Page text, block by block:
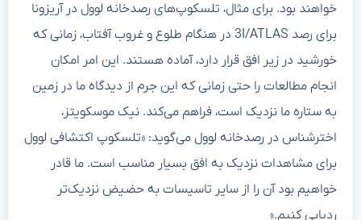
خواهند بود. برای مثال، تلسکوپ‌های رصدخانه لوول در آریزونا
برای رصد 3I/ATLAS در هنگام طلوع و غروب آفتاب، زمانی که
خورشید در زیر افق قرار دارد، آماده هستند. این امر امکان
انجام مطالعات را حتی زمانی که این جرم از دیدگاه ما در زمین
به ستاره ما نزدیک است، فراهم می‌کند. نیک موسکویتز،
اخترشناس در رصدخانه لوول می‌گوید: «تلسکوپ اکتشافی لوول
برای مشاهدات نزدیک به افق بسیار مناسب است. ما قادر
خواهیم بود آن را از سایر تاسیسات به حضیض نزدیک‌تر
ردیابی کنیم.»